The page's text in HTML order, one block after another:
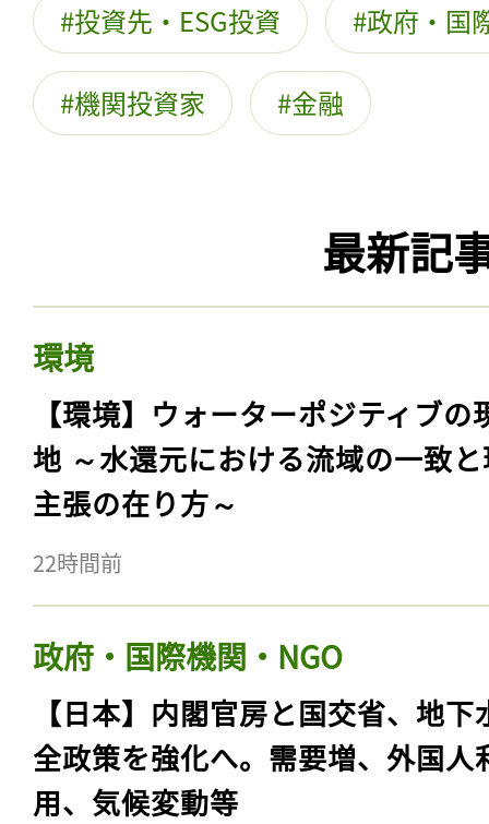
投資先・ESG投資 政府・国
機関投資家 金融
最新記
環境
【環境】ウォーターポジティブの
地 ～水還元における流域の一致
主張の在り方～
22時間前
政府・国際機関・NGO
【日本】内閣官房と国交省、地下
全政策を強化へ。需要増、外国人
用、気候変動等